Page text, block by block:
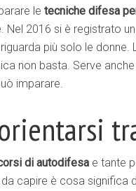
le tecniche difesa
Nel 2016 si è registrato
riguarda più solo le
non basta. Serve
imparare.
di autodifesa e tante
capire è cosa significa